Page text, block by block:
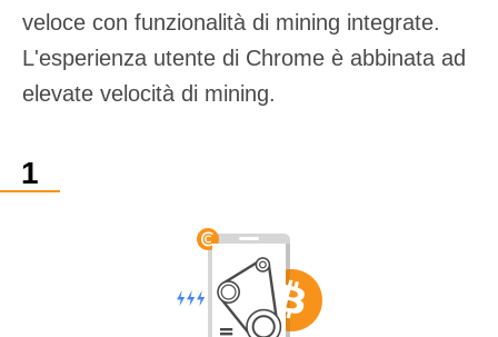
veloce con funzionalità di mining integrate.
L'esperienza utente di Chrome è abbinata ad
elevate velocità di mining.